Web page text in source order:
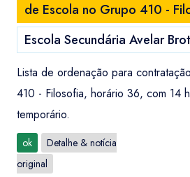
de Escola no Grupo 410 -
Escola Secundária Avelar
Lista de ordenação para
410 - Filosofia, horário 36, com 14
temporário.
ok
Detalhe & notícia
original